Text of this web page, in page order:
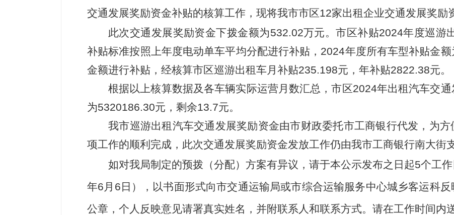
交通发展奖励资金补贴的核算工作，现将我市市区12家出租企业交通发展奖励
此次交通发展奖励资金下拨金额为532.02万元。市区补贴2024年度巡游
补贴标准按照上年度电动单车平均分配进行补贴，2024年度所有车型补贴金
金额进行补贴，经核算市区巡游出租车月补贴235.198元，年补贴2822.38元。
根据以上核算数据及各车辆实际运营月数汇总，市区2024年出租汽车交
为5320186.30元，剩余13.7元。
我市巡游出租汽车交通发展奖励资金由市财政委托市工商银行代发，为
项工作的顺利完成，此次交通发展奖励资金发放工作仍由我市工商银行南大街
如对我局制定的预拨（分配）方案有异议，请于本公示发布之日起5个工
年6 月 6 日），以书面形式向市交通运输局或市综合运输服务中心城乡客运科
公章，个人反映意见请署真实姓名，并附联系人和联系方式。请在工作时间内送